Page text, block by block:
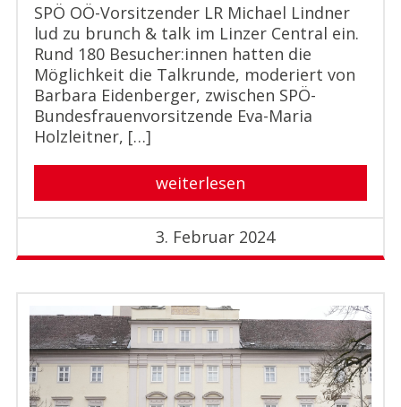
SPÖ OÖ-Vorsitzender LR Michael Lindner
lud zu brunch & talk im Linzer Central ein.
Rund 180 Besucher:innen hatten die
Möglichkeit die Talkrunde, moderiert von
Barbara Eidenberger, zwischen SPÖ-
Bundesfrauenvorsitzende Eva-Maria
Holzleitner, […]
weiterlesen
3. Februar 2024